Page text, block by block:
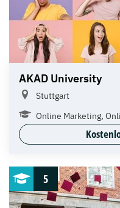
AKAD University
Stuttgart
Online Marketing,
5